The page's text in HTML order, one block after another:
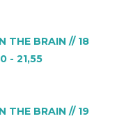
THE BRAIN // 18
- 21,55
THE BRAIN // 19